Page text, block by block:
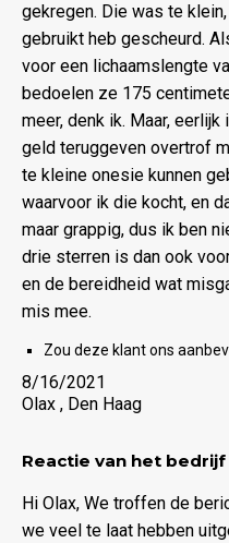
gekregen. Die was te
gebruikt heb gescheurd.
voor een lichaamslengte
bedoelen ze 175
meer, denk ik. Maar,
geld teruggeven overtrof
te kleine onesie kunnen
waarvoor ik die kocht, en
maar grappig, dus ik ben
drie sterren is dan ook
en de bereidheid wat
mis mee.
Zou deze klant ons
8/16/2021
Olax , Den Haag
Reactie van het bedrijf
Hi Olax, We troffen de
we veel te laat hebben